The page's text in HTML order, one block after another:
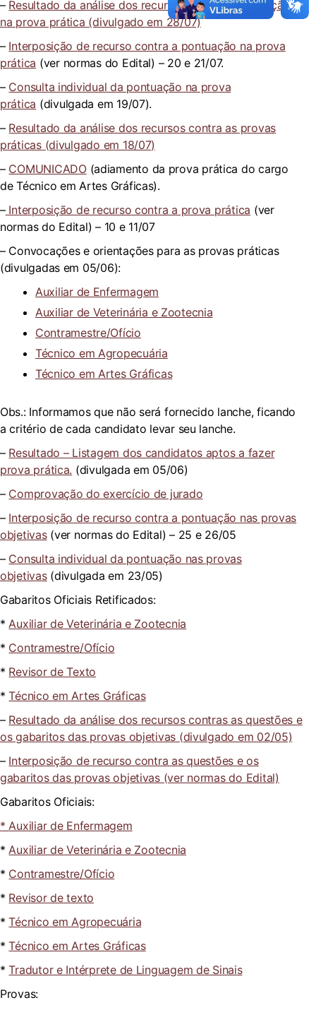
– Resultado da análise dos recursos contra a pontuação
na prova prática (divulgado em 28/07)
– Interposição de recurso contra a pontuação na prova
prática (ver normas do Edital) – 20 e 21/07.
– Consulta individual da pontuação na prova
prática (divulgada em 19/07).
– Resultado da análise dos recursos contra as provas
práticas (divulgado em 18/07)
– COMUNICADO(adiamento da prova prática do cargo
de Técnico em Artes Gráficas).
–Interposição de recurso contra a prova prática (ver
normas do Edital) – 10 e 11/07
– Convocações e orientações para as provas práticas
(divulgadas em 05/06):
Auxiliar de Enfermagem
Auxiliar de Veterinária e Zootecnia
Contramestre/Ofício
Técnico em Agropecuária
Técnico em Artes Gráficas
Obs.: Informamos que não será fornecido lanche, ficando
a critério de cada candidato levar seu lanche.
– Resultado – Listagem dos candidatos aptos a fazer
prova prática. (divulgada em 05/06)
– Comprovação do exercício de jurado
– Interposição de recurso contra a pontuação nas provas
objetivas(ver normas do Edital) – 25 e 26/05
– Consulta individual da pontuação nas provas
objetivas(divulgada em 23/05)
Gabaritos Oficiais Retificados:
*Auxiliar de Veterinária e Zootecnia
* Contramestre/Ofício
* Revisor de Texto
*Técnico em Artes Gráficas
– Resultado da análise dos recursos contras as questões e
os gabaritos das provas objetivas (divulgado em 02/05)
– Interposição de recurso contra as questões e os
gabaritos das provas objetivas (ver normas do Edital)
Gabaritos Oficiais:
*Auxiliar de Enfermagem
*Auxiliar de Veterinária e Zootecnia
* Contramestre/Ofício
* Revisor de texto
*Técnico em Agropecuária
*Técnico em Artes Gráficas
*Tradutor e Intérprete de Linguagem de Sinais
Provas: